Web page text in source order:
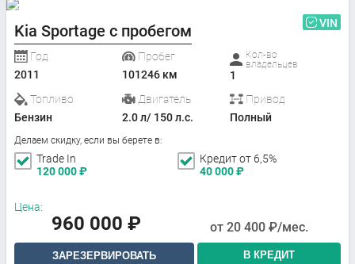
Kia Sportage с пробегом VIN
Год
2011
Пробег
101246 км
Кол-во
владельцев
1
Топливо
Бензин
Двигатель
2.0 л/ 150 л.с.
Привод
Полный
Делаем скидку, если вы берете в:
Trade In
120 000₽
Кредит от 6,5%
40 000₽
Цена:
960 000 ₽ от 20 400 ₽/мес.
ЗАРЕЗЕРВИРОВАТЬ В КРЕДИТ